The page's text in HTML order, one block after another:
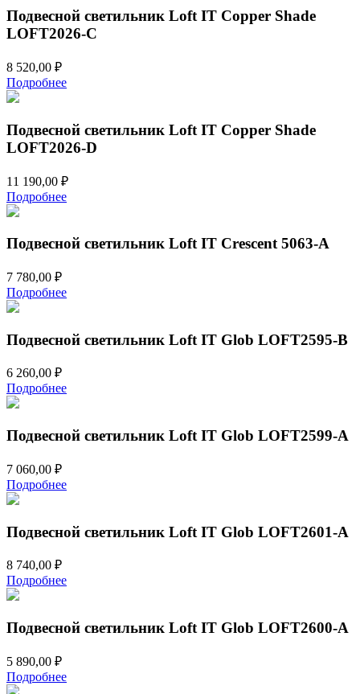
Подвесной светильник Loft IT Copper Shade
LOFT2026-C
8 520,00 ₽
Подробнее
Подвесной светильник Loft IT Copper Shade
LOFT2026-D
11 190,00 ₽
Подробнее
Подвесной светильник Loft IT Crescent 5063-A
7 780,00 ₽
Подробнее
Подвесной светильник Loft IT Glob LOFT2595-B
6 260,00 ₽
Подробнее
Подвесной светильник Loft IT Glob LOFT2599-A
7 060,00 ₽
Подробнее
Подвесной светильник Loft IT Glob LOFT2601-A
8 740,00 ₽
Подробнее
Подвесной светильник Loft IT Glob LOFT2600-A
5 890,00 ₽
Подробнее